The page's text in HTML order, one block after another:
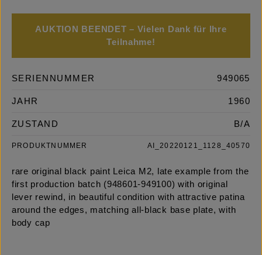
AUKTION BEENDET – Vielen Dank für Ihre
Teilnahme!
SERIENNUMMER 949065
JAHR 1960
ZUSTAND B/A
PRODUKTNUMMER AI_20220121_1128_40570
rare original black paint Leica M2, late example from the
first production batch (948601-949100) with original
lever rewind, in beautiful condition with attractive patina
around the edges, matching all-black base plate, with
body cap